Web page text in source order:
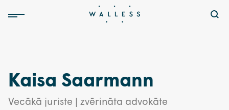
Kaisa Saarmann
Vecākā juriste | zvērināta advokāte